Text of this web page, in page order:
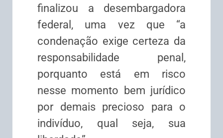
finalizou a desembargadora
federal, uma vez que “a
condenação exige certeza da
responsabilidade penal,
porquanto está em risco
nesse momento bem jurídico
por demais precioso para o
indivíduo, qual seja, sua